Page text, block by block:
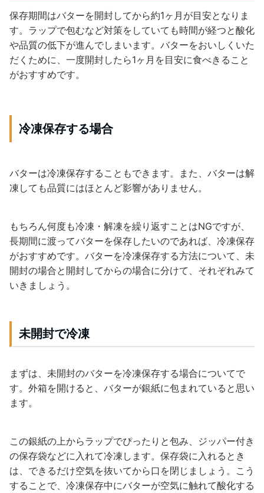
保存期間はバターを開封してから約1ヶ月が目安となりま
す。ラップで包むなど対策をしていても時間が経つと酸化
や品質の低下が進んでしまいます。バターをおいしくいた
だくために、一度開封したら1ヶ月を目安に食べきること
がおすすめです。
冷凍保存する場合
バターは冷凍保存することもできます。また、バターは解
凍しても品質にはほとんど影響がありません。
もちろん何度も冷凍・解凍を繰り返すことはNGですが、
長期間に渡ってバターを保存したいのであれば、冷凍保存
がおすすめです。バターを冷凍保存する方法について、未
開封の場合と開封してからの場合に分けて、それぞれみて
いきましょう。
未開封で冷凍
まずは、未開封のバターを冷凍保存する場合についてで
す。外箱を開けると、バターが銀紙に包まれていると思い
ます。
この銀紙の上からラップでぴったりと包み、ジッパー付き
の保存袋などに入れて冷凍します。保存袋に入れるとき
は、できるだけ空気を抜いてから口を閉じましょう。こう
することで、冷凍保存中にバターが空気に触れて酸化する